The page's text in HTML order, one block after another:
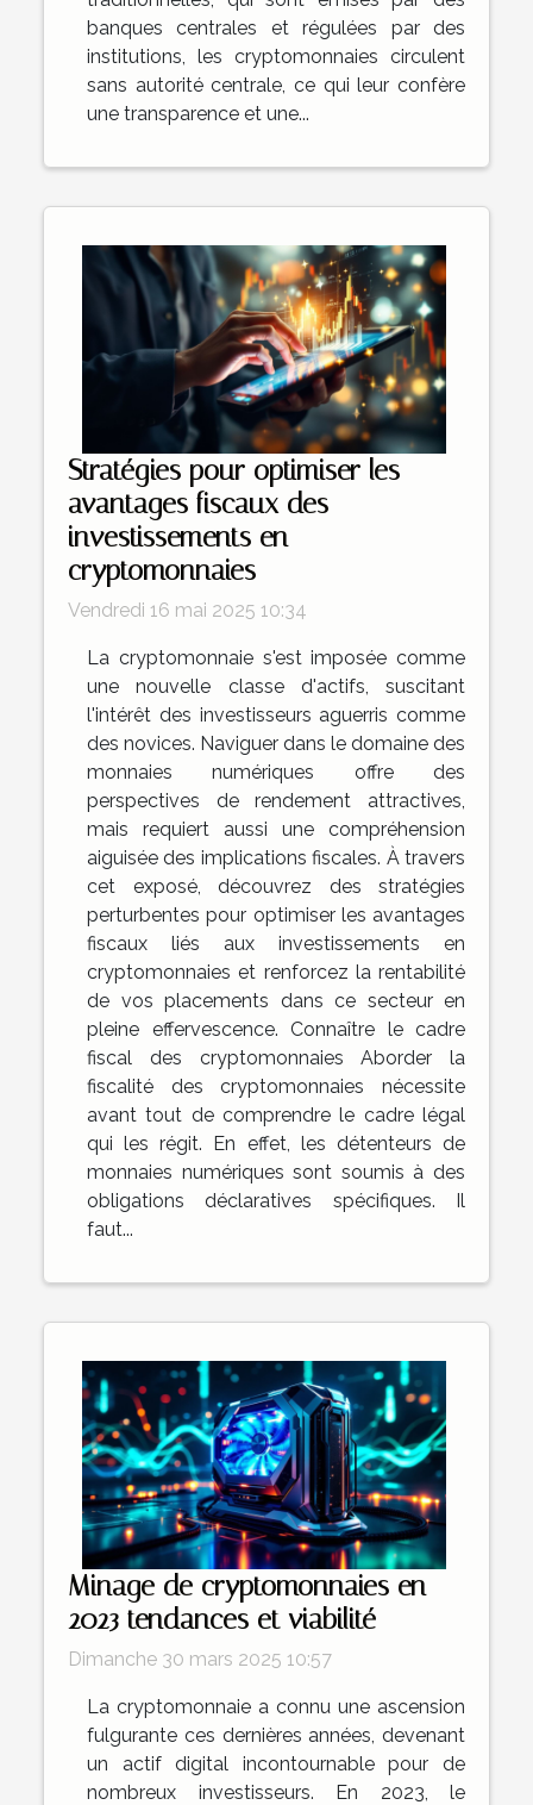
banques centrales et régulées par des
institutions, les cryptomonnaies circulent
sans autorité centrale, ce qui leur confère
une transparence et une...
Stratégies pour optimiser les
avantages fiscaux des
investissements en
cryptomonnaies
Vendredi 16 mai 2025 10:34
La cryptomonnaie s'est imposée comme
une nouvelle classe d'actifs, suscitant
l'intérêt des investisseurs aguerris comme
des novices. Naviguer dans le domaine des
monnaies numériques offre des
perspectives de rendement attractives,
mais requiert aussi une compréhension
aiguisée des implications fiscales. À travers
cet exposé, découvrez des stratégies
perturbentes pour optimiser les avantages
fiscaux liés aux investissements en
cryptomonnaies et renforcez la rentabilité
de vos placements dans ce secteur en
pleine effervescence. Connaître le cadre
fiscal des cryptomonnaies Aborder la
fiscalité des cryptomonnaies nécessite
avant tout de comprendre le cadre légal
qui les régit. En effet, les détenteurs de
monnaies numériques sont soumis à des
obligations déclaratives spécifiques. Il
faut...
Minage de cryptomonnaies en
2023 tendances et viabilité
Dimanche 30 mars 2025 10:57
La cryptomonnaie a connu une ascension
fulgurante ces dernières années, devenant
un actif digital incontournable pour de
nombreux investisseurs. En 2023, le